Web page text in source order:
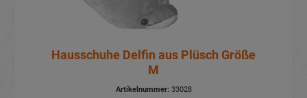
Hausschuhe Delfin aus Plüsch Größe
M
Artikelnummer:33028